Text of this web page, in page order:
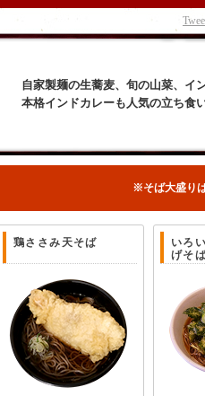
自家製麺の生蕎麦、旬の山菜、イ
本格インドカレーも人気の立ち食
※そば大盛り
鶏ささみ天そば
いろ
げそ